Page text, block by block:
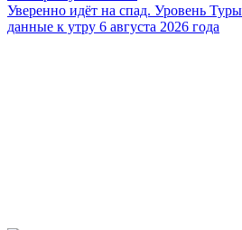
Уверенно идёт на спад. Уровень
данные к утру 6 августа 2026 года